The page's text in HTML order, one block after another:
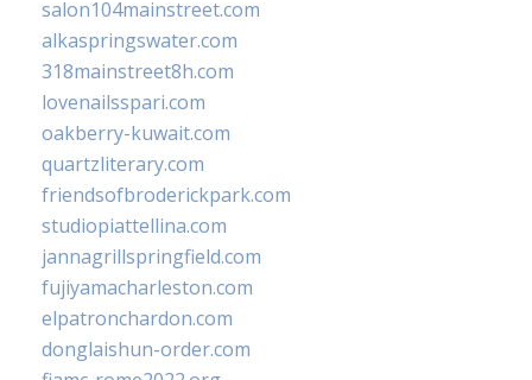
salon104mainstreet.com
alkaspringswater.com
318mainstreet8h.com
lovenailsspari.com
oakberry-kuwait.com
quartzliterary.com
friendsofbroderickpark.com
studiopiattellina.com
jannagrillspringfield.com
fujiyamacharleston.com
elpatronchardon.com
donglaishun-order.com